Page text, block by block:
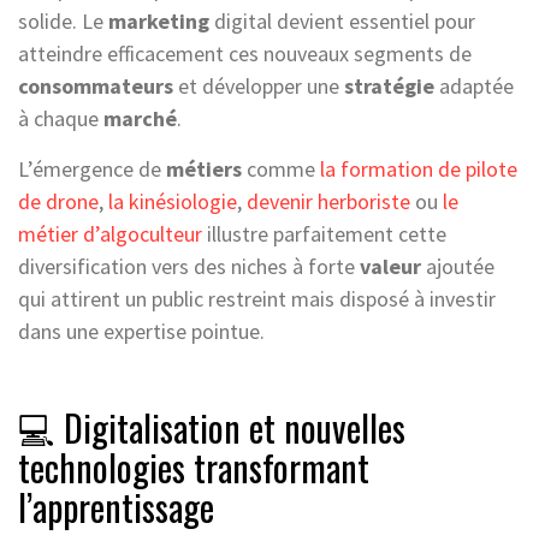
solide. Le marketing digital devient essentiel pour
atteindre efficacement ces nouveaux segments de
consommateurs et développer unestratégie adaptée
à chaque marché.
L’émergence de métiers comme la formation de pilote
de drone, la kinésiologie, devenir herboriste ou le
métier d’algoculteur illustre parfaitement cette
diversification vers des niches à fortevaleur ajoutée
qui attirent un public restreint mais disposé à investir
dans une expertise pointue.
💻 Digitalisation et nouvelles
technologies transformant
l’apprentissage